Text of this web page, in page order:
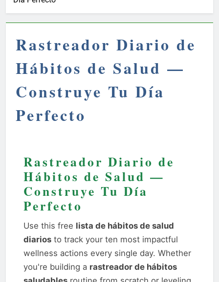
Rastreador Diario de
Hábitos de Salud —
Construye Tu Día
Perfecto
Rastreador Diario de
Hábitos de Salud —
Construye Tu Día
Perfecto
Use this free lista de hábitos de salud
diarios to track your ten most impactful
wellness actions every single day. Whether
you're building a rastreador de hábitos